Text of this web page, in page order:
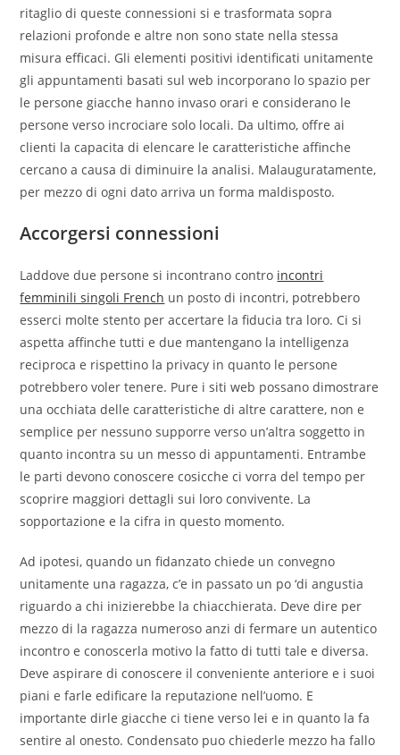
ritaglio di queste connessioni si e trasformata sopra
relazioni profonde e altre non sono state nella stessa
misura efficaci. Gli elementi positivi identificati unitamente
gli appuntamenti basati sul web incorporano lo spazio per
le persone giacche hanno invaso orari e considerano le
persone verso incrociare solo locali. Da ultimo, offre ai
clienti la capacita di elencare le caratteristiche affinche
cercano a causa di diminuire la analisi. Malauguratamente,
per mezzo di ogni dato arriva un forma maldisposto.
Accorgersi connessioni
Laddove due persone si incontrano contro incontri
femminili singoli French un posto di incontri, potrebbero
esserci molte stento per accertare la fiducia tra loro. Ci si
aspetta affinche tutti e due mantengano la intelligenza
reciproca e rispettino la privacy in quanto le persone
potrebbero voler tenere. Pure i siti web possano dimostrare
una occhiata delle caratteristiche di altre carattere, non e
semplice per nessuno supporre verso un’altra soggetto in
quanto incontra su un messo di appuntamenti. Entrambe
le parti devono conoscere cosicche ci vorra del tempo per
scoprire maggiori dettagli sui loro convivente. La
sopportazione e la cifra in questo momento.
Ad ipotesi, quando un fidanzato chiede un convegno
unitamente una ragazza, c’e in passato un po ‘di angustia
riguardo a chi inizierebbe la chiacchierata. Deve dire per
mezzo di la ragazza numeroso anzi di fermare un autentico
incontro e conoscerla motivo la fatto di tutti tale e diversa.
Deve aspirare di conoscere il conveniente anteriore e i suoi
piani e farle edificare la reputazione nell’uomo. E
importante dirle giacche ci tiene verso lei e in quanto la fa
sentire al onesto. Condensato puo chiederle mezzo ha fallo